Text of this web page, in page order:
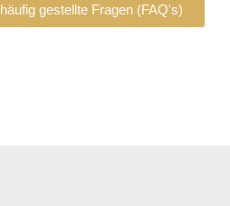
gestellte Fragen (FAQ's)